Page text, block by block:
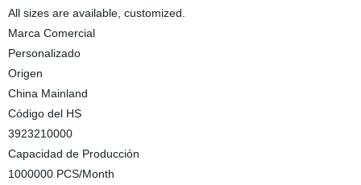
All sizes are available, customized.
Marca Comercial
Personalizado
Origen
China Mainland
Código del HS
3923210000
Capacidad de Producción
1000000 PCS/Month